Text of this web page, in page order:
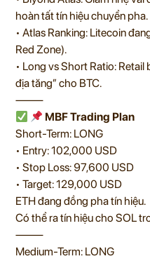
hoàn tất tín hiệu chuyển pha.
• Atlas Ranking: Litecoin
Red Zone).
• Long vs Short Ratio:
địa tăng” cho BTC.
⸻
MBF Trading Plan
Short-Term: LONG
• Entry: 102,000 USD
• Stop Loss: 97,600 USD
• Target: 129,000 USD
ETH đang đồng pha tín hiệu.
Có thể ra tín hiệu cho SOL
⸻
Medium-Term: LONG